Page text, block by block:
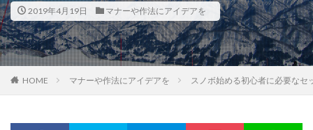
2019年4月19日 マナーや作法にアイデアを
HOME マナーや作法にアイデアを スノボ始める初心者に必要なセ